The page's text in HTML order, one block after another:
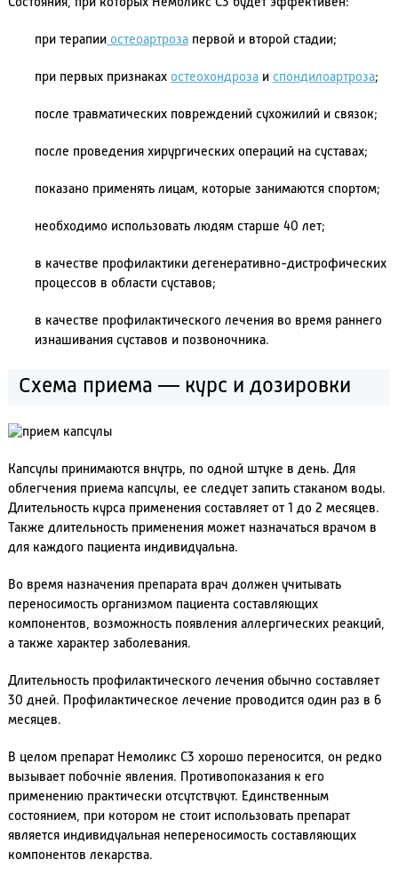
Состояния, при которых Немоликс С3 будет эффективен:
при терапииостеоартрозапервой и второй стадии;
при первых признаках остеохондрозаи спондилоартроза;
после травматических повреждений сухожилий и связок;
после проведения хирургических операций на суставах;
показано применять лицам, которые занимаются спортом;
необходимо использовать людям старше 40 лет;
в качестве профилактики дегенеративно-дистрофических
процессов в области суставов;
в качестве профилактического лечения во время раннего
изнашивания суставов и позвоночника.
Схема приема — курс и дозировки
Капсулы принимаются внутрь, по одной штуке в день. Для
облегчения приема капсулы, ее следует запить стаканом воды.
Длительность курса применения составляет от 1 до 2 месяцев.
Также длительность применения может назначаться врачом в
для каждого пациента индивидуальна.
Во время назначения препарата врач должен учитывать
переносимость организмом пациента составляющих
компонентов, возможность появления аллергических реакций,
а также характер заболевания.
Длительность профилактического лечения обычно составляет
30 дней. Профилактическое лечение проводится один раз в 6
месяцев.
В целом препарат Немоликс С3 хорошо переносится, он редко
вызывает побочніе явления. Противопоказания к его
применению практически отсутствуют. Единственным
состоянием, при котором не стоит использовать препарат
является индивидуальная непереносимость составляющих
компонентов лекарства.